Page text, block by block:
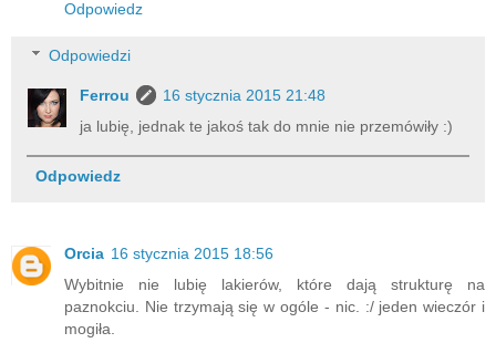
Odpowiedz
Odpowiedzi
Ferrou
16 stycznia 2015 21:48
ja lubię, jednak te jakoś tak do mnie nie przemówiły :)
Odpowiedz
Orcia 16 stycznia 2015 18:56
Wybitnie nie lubię lakierów, które dają strukturę na
paznokciu. Nie trzymają się w ogóle - nic. :/ jeden wieczór i
mogiła.